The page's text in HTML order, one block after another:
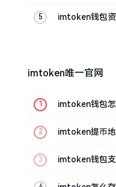
imtoken钱包
imtoken唯一官网
imtoken钱包
imtoken提币
imtoken钱包